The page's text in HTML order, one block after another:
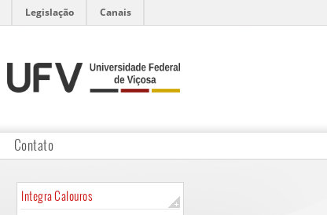
Legislação Canais
Contato
Integra Calouros